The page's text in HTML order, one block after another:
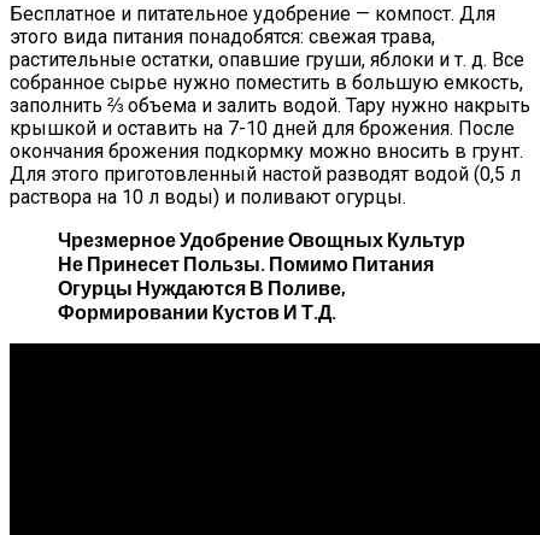
Бесплатное и питательное удобрение — компост. Для
этого вида питания понадобятся: свежая трава,
растительные остатки, опавшие груши, яблоки и т. д. Все
собранное сырье нужно поместить в большую емкость,
заполнить ⅔ объема и залить водой. Тару нужно накрыть
крышкой и оставить на 7-10 дней для брожения. После
окончания брожения подкормку можно вносить в грунт.
Для этого приготовленный настой разводят водой (0,5 л
раствора на 10 л воды) и поливают огурцы.
Чрезмерное Удобрение Овощных Культур
Не Принесет Пользы. Помимо Питания
Огурцы Нуждаются В Поливе,
Формировании Кустов И Т.д.